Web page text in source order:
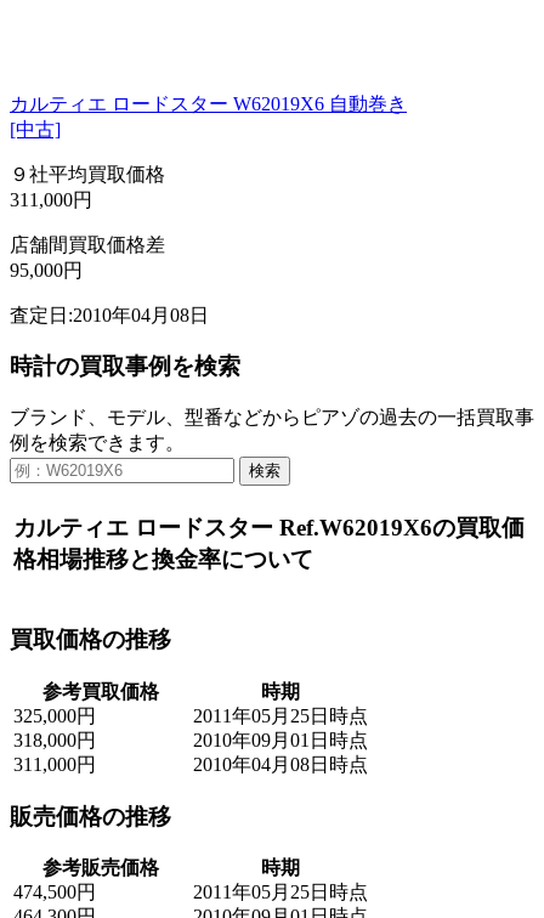
カルティエ ロードスター W62019X6 自動巻き
[中古]
９社平均買取価格
311,000円
店舗間買取価格差
95,000円
査定日:2010年04月08日
時計の買取事例を検索
ブランド、モデル、型番などからピアゾの過去の一括買取事
例を検索できます。
検索
カルティエ ロードスター Ref.W62019X6の買取価
格相場推移と換金率について
買取価格の推移
参考買取価格
時期
325,000円
2011年05月25日時点
318,000円
2010年09月01日時点
311,000円
2010年04月08日時点
販売価格の推移
参考販売価格
時期
474,500円
2011年05月25日時点